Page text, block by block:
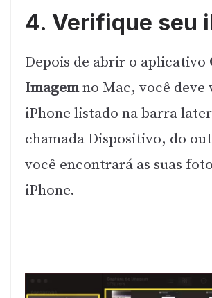
4. Verifique seu
Depois de abrir o aplicativo
Imagemno Mac, você deve
iPhone listado na barra
chamada Dispositivo, do
você encontrará as suas
iPhone.